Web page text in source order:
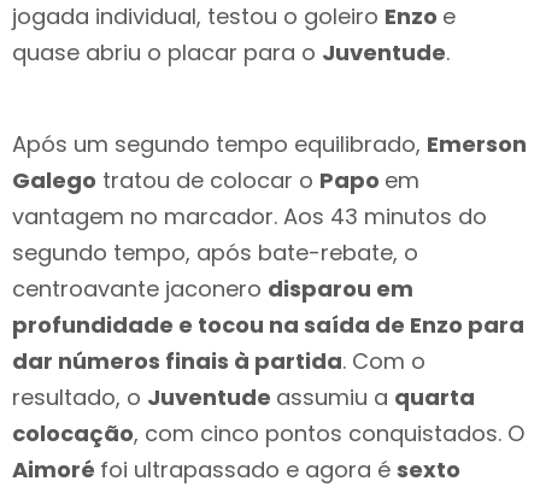
jogada individual, testou o goleiro Enzo e
quase abriu o placar para o Juventude.
Após um segundo tempo equilibrado, Emerson
Galego tratou de colocar o Papo em
vantagem no marcador. Aos 43 minutos do
segundo tempo, após bate-rebate, o
centroavante jaconero disparou em
profundidade e tocou na saída de Enzo para
dar números finais à partida. Com o
resultado, o Juventude assumiu a quarta
colocação, com cinco pontos conquistados. O
Aimoré foi ultrapassado e agora é sexto